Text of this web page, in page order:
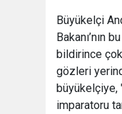
Büyükelçi
Bakanı’nın
bildirince
gözleri
büyükelçiye,
imparatoru